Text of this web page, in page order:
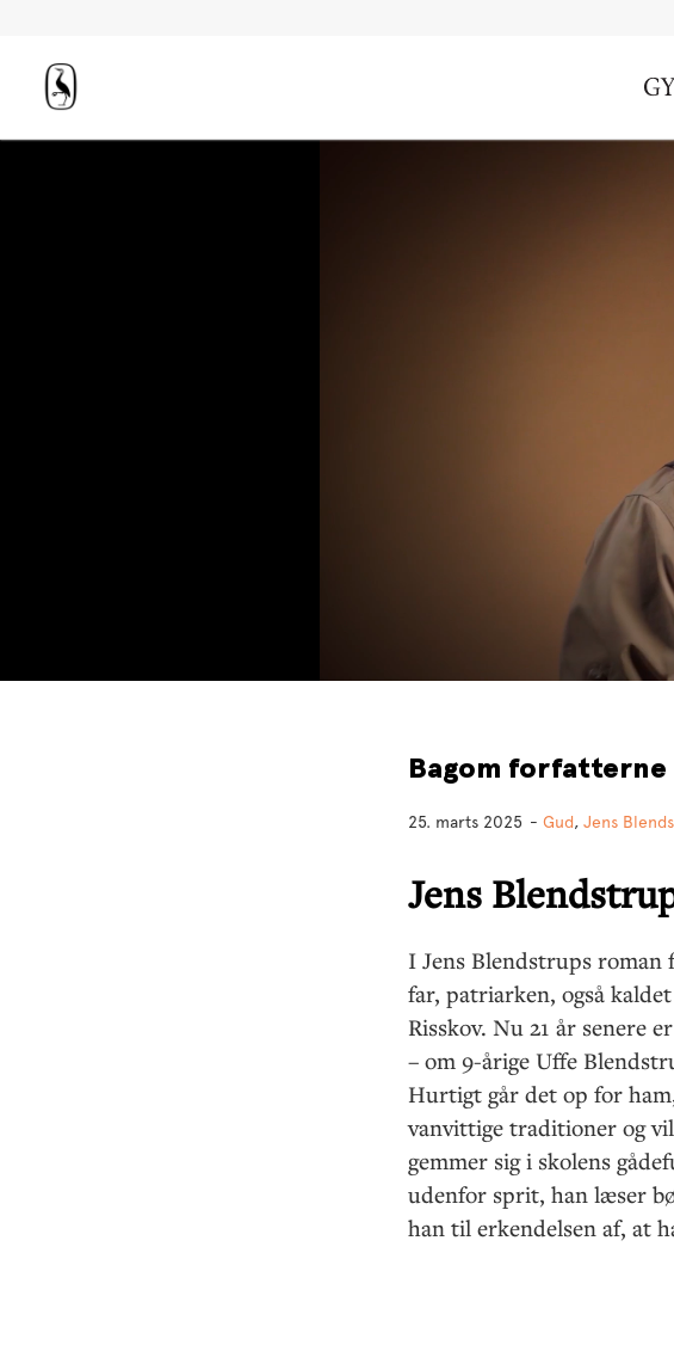
Bagom forfatterne
25. marts 2025 - Gud, Jens
Jens
I Jens Blendstrups roman
far, patriarken, også
Risskov. Nu 21 år senere
– om 9-årige Uffe
Hurtigt går det op for
vanvittige traditioner og
gemmer sig i skolens
udenfor sprit, han læser
han til erkendelsen af, at